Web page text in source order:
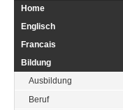
Home
Englisch
Francais
Bildung
Ausbildung
Beruf